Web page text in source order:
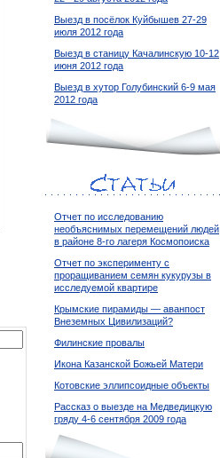
Выезд в посёлок Куйбышев 27-29
июля 2012 года
Выезд в станицу Качалинскую 10-12
июня 2012 года
Выезд в хутор Голубинский 6-9 мая
2012 года
Отчет по исследованию
необъяснимых перемещений людей
в районе 8-го лагеря Космопоиска
Отчет по эксперименту с
проращиванием семян кукурузы в
исследуемой квартире
Крымские пирамиды — аванпост
Внеземных Цивилизаций?
Филинские провалы
Икона Казанской Божьей Матери
Котовские эллипсоидные объекты
Рассказ о выезде на Медведицкую
гряду 4-6 сентября 2009 года